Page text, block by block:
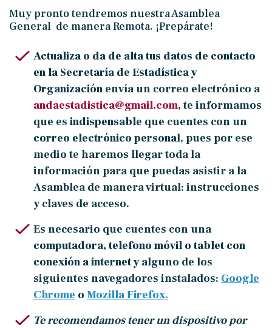
Muy pronto tendremos nuestra Asamblea
General de manera Remota. ¡Prepárate!
Actualiza o da de alta tus datos de contacto
en la Secretaría de Estadística y
Organización envía un correo electrónico a
andaestadistica@gmail.com, te informamos
que es indispensable que cuentes con un
correo electrónico personal, pues por ese
medio te haremos llegar toda la
información para que puedas asistir a la
Asamblea de manera virtual: instrucciones
y claves de acceso.
Es necesario que cuentes con una
computadora, telefono móvil o tablet con
conexión a internety alguno de los
siguientes navegadores instalados: Google
Chrome o Mozilla Firefox.
Te recomendamos tener un dispositivo por